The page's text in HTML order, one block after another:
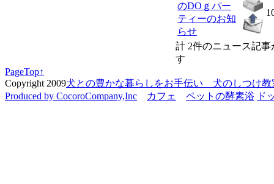
のDOｇパー
ティーのお知
らせ
計 2件のニュース記事
す
PageTop↑
Copyright 2009犬との豊かな暮らしをお手伝い 犬のしつけ教
Produced by CocoroCompany,Inc
カフェ ペットの酵素浴 ド